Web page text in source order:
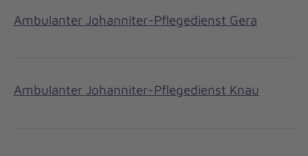
Ambulanter Johanniter-Pflegedienst Gera
Ambulanter Johanniter-Pflegedienst Knau